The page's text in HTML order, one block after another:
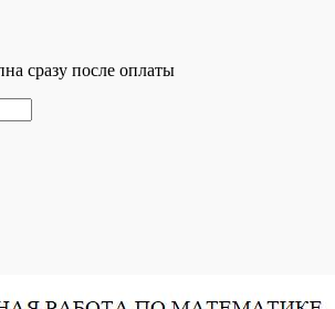
сразу после оплаты